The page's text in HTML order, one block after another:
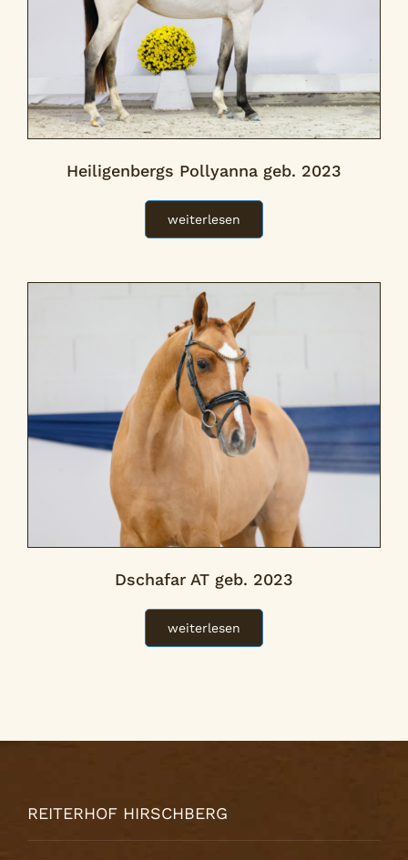
Heiligenbergs Pollyanna geb. 2023
weiterlesen
Dschafar AT geb. 2023
weiterlesen
REITERHOF HIRSCHBERG